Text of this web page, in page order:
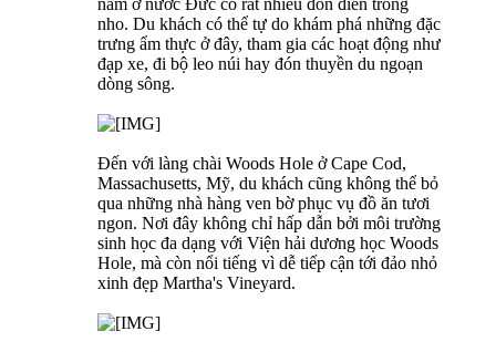
nằm ở nước Đức có rất nhiều đồn điền trồng
nho. Du khách có thể tự do khám phá những đặc
trưng ẩm thực ở đây, tham gia các hoạt động như
đạp xe, đi bộ leo núi hay đón thuyền du ngoạn
dòng sông.
Đến với làng chài Woods Hole ở Cape Cod,
Massachusetts, Mỹ, du khách cũng không thể bỏ
qua những nhà hàng ven bờ phục vụ đồ ăn tươi
ngon. Nơi đây không chỉ hấp dẫn bởi môi trường
sinh học đa dạng với Viện hải dương học Woods
Hole, mà còn nổi tiếng vì dễ tiếp cận tới đảo nhỏ
xinh đẹp Martha's Vineyard.